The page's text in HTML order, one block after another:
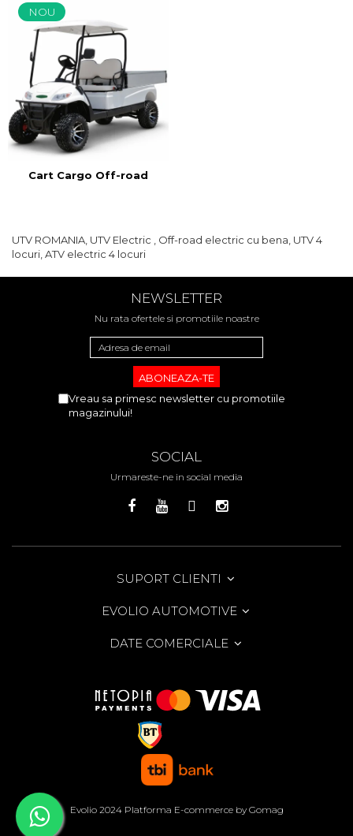
NOU
Cart Cargo Off-road
UTV ROMANIA, UTV Electric , Off-road electric cu bena, UTV 4
locuri, ATV electric 4 locuri
NEWSLETTER
Nu rata ofertele si promotiile noastre
Vreau sa primesc newsletter cu promotiile
magazinului!
SOCIAL
Urmareste-ne in social media
SUPORT CLIENTI
EVOLIO AUTOMOTIVE
DATE COMERCIALE
Evolio 2024 Platforma E-commerce by Gomag